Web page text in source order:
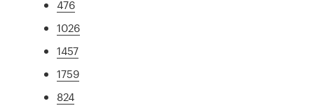
476
1026
1457
1759
824